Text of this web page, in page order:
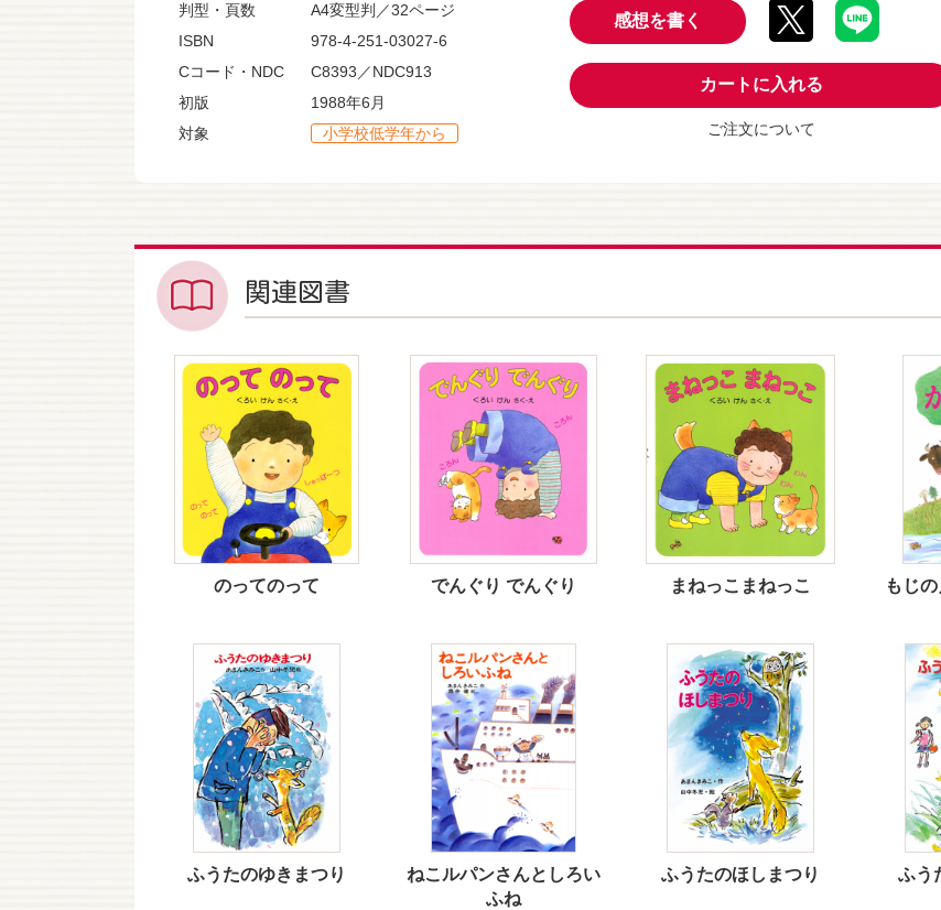
感想を書く
カートに入れる
ご注文について
判型・頁数
A4変型判／32ページ
ISBN
978-4-251-03027-6
Cコード・NDC
C8393／NDC913
初版
1988年6月
対象
小学校低学年から
関連図書
のってのって でんぐり でんぐり まねっこまねっこ もじ
ふうたのゆきまつり
ねこルパンさんとしろい
ふね
ふうたのほしまつり ふう